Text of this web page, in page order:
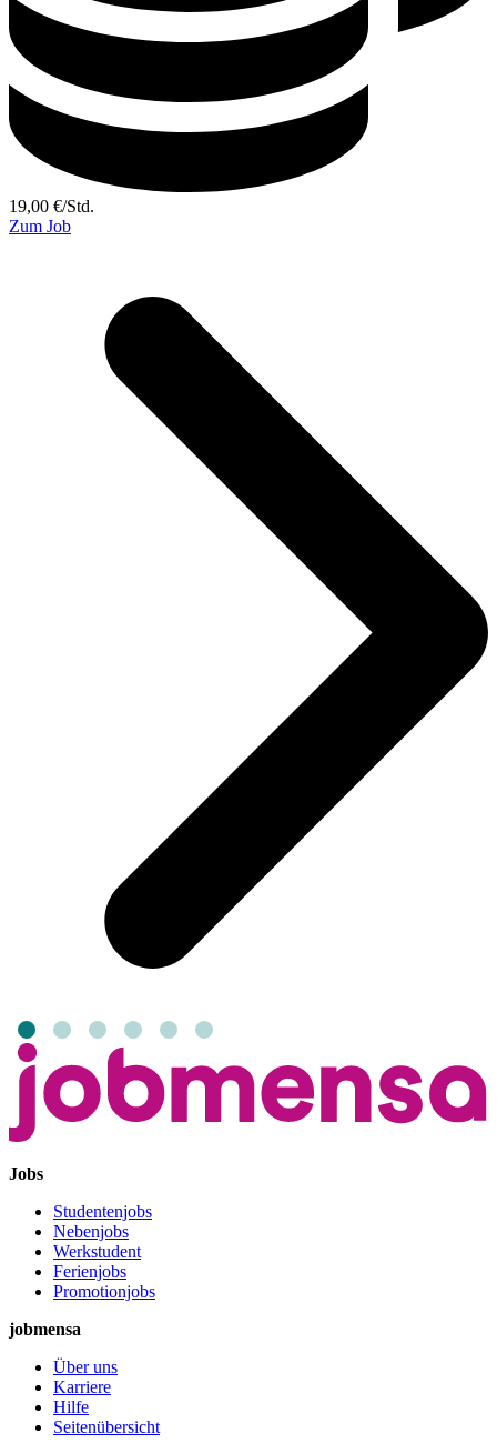
19,00 €/Std.
Zum Job
Jobs
Studentenjobs
Nebenjobs
Werkstudent
Ferienjobs
Promotionjobs
jobmensa
Über uns
Karriere
Hilfe
Seitenübersicht